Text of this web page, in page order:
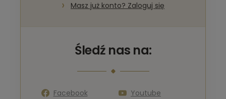
Masz już konto? Zaloguj się
Śledź nas na:
Facebook Youtube